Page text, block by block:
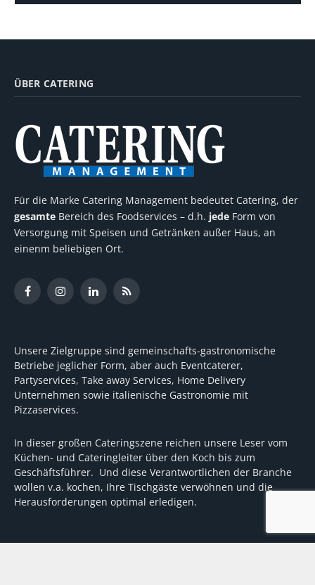
ÜBER CATERING
Für die Marke Catering Management bedeutet Catering, der
gesamte Bereich des Foodservices – d.h. jede Form von
Versorgung mit Speisen und Getränken außer Haus, an
einenm beliebigen Ort.
FacebookInstagramLinkedInRSS
Unsere Zielgruppe sind gemeinschafts-gastronomische
Betriebe jeglicher Form, aber auch Eventcaterer,
Partyservices, Take away Services, Home Delivery
Unternehmen sowie italienische Gastronomie mit
Pizzaservices.
In dieser großen Cateringszene reichen unsere Leser vom
Küchen- und Cateringleiter über den Koch bis zum
Geschäftsführer. Und diese Verantwortlichen der Branche
wollen v.a. kochen, Ihre Tischgäste verwöhnen und die
Herausforderungen optimal erledigen.